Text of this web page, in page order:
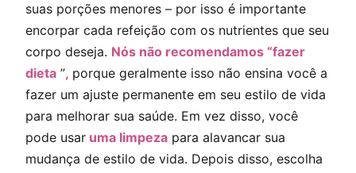
suas porções menores – por isso é importante
encorpar cada refeição com os nutrientes que seu
corpo deseja. Nós não recomendamos “fazer
dieta ”, porque geralmente isso não ensina você a
fazer um ajuste permanente em seu estilo de vida
para melhorar sua saúde. Em vez disso, você
pode usar uma limpeza para alavancar sua
mudança de estilo de vida. Depois disso, escolha